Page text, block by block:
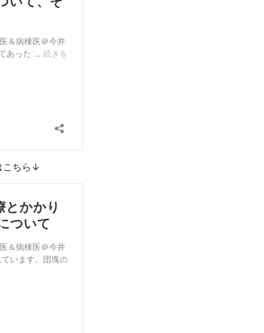
こちら↓